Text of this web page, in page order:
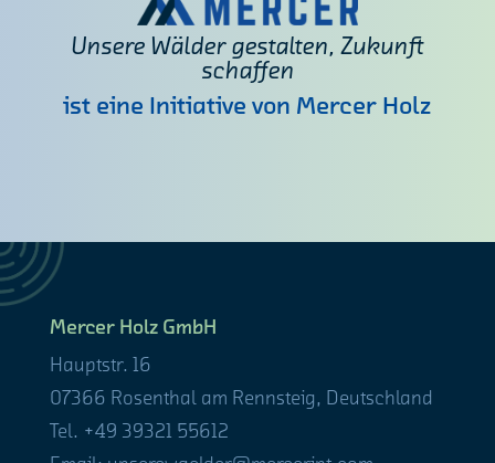
Unsere Wälder gestalten, Zukunft
schaffen
ist eine Initiative von Mercer Holz
Mercer Holz GmbH
Hauptstr. 16
07366 Rosenthal am Rennsteig, Deutschland
Tel. +49 39321 55612